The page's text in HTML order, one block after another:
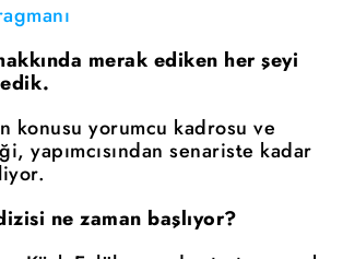
merak ediken her şeyi
konusu yorumcu kadrosu ve
yapımcısından senariste kadar
ne zaman başlıyor?